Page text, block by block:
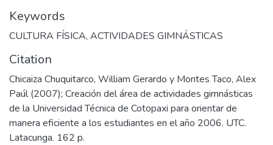
Keywords
CULTURA FÍSICA, ACTIVIDADES GIMNÁSTICAS
Citation
Chicaiza Chuquitarco, William Gerardo y Montes Taco, Alex
Paúl (2007); Creación del área de actividades gimnásticas
de la Universidad Técnica de Cotopaxi para orientar de
manera eficiente a los estudiantes en el año 2006. UTC.
Latacunga. 162 p.